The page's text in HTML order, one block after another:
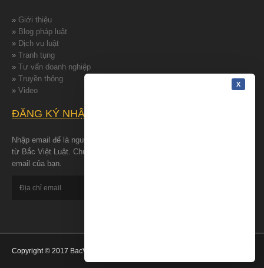
» Giới thiệu
» Blog pháp luật
» Dịch vụ luật
» Tranh tụng
» Tư vấn doanh nghiệp
» Truyền thông
» Video
ĐĂNG KÝ NHẬN TIN
Nhập email để là người đâu tiên nhận được những tin tức mới nhất
từ Bắc Việt Luật. Chúng tôi cam kết bảo đảm quyền riêng tư cho
email của bạn.
Copyright © 2017 BacVietLuat - All Rights Reserved.